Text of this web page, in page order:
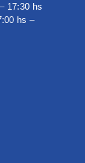
17:30 hs
hs –